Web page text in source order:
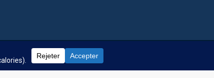
Nos tarifsNous rejoindre